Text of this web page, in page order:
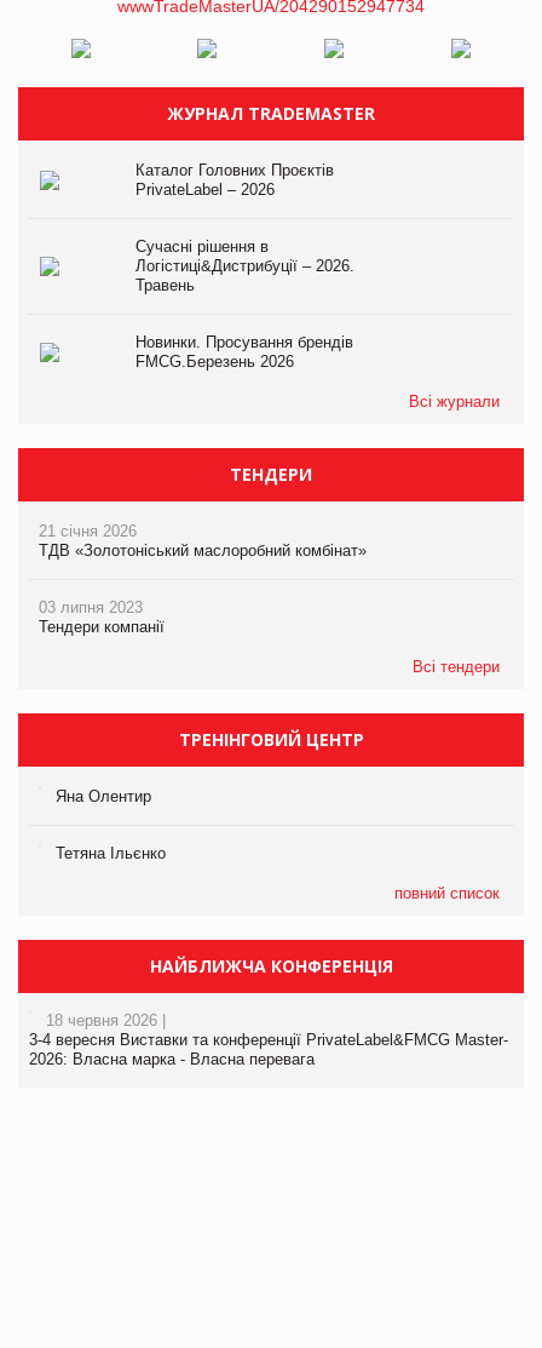
ЖУРНАЛ TRADEMASTER
Каталог Головних Проєктів
PrivateLabel – 2026
Сучасні рішення в
Логістиці&Дистрибуції – 2026.
Травень
Новинки. Просування брендів
FMCG.Березень 2026
Всі журнали
ТЕНДЕРИ
21 січня 2026
ТДВ «Золотоніський маслоробний комбінат»
03 липня 2023
Тендери компанії
Всі тендери
ТРЕНІНГОВИЙ ЦЕНТР
Яна Олентир
Тетяна Ільєнко
повний список
НАЙБЛИЖЧА КОНФЕРЕНЦІЯ
18 червня 2026 |
3-4 вересня Виставки та конференції PrivateLabel&FMCG Master-
2026: Власна марка - Власна перевага